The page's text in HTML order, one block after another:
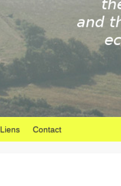
Liens Contact